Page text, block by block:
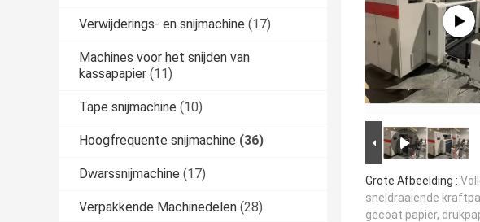
Verwijderings- en snijmachine (17)
Machines voor het snijden van
kassapapier (11)
Tape snijmachine (10)
Hoogfrequente snijmachine (36)
Dwarssnijmachine (17)
Verpakkende Machinedelen (28)
Grote Afbeelding :
sneldraaiende
gecoat papier,